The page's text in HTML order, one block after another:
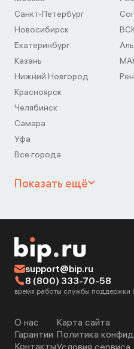
Санкт-Петербург
Новосибирск
Екатеринбург
Казань
Нижний Новгород
Красноярск
Челябинск
Самара
Уфа
Все города
Показать ещё
support@bip.ru
8 (800) 333-70-58
время работы службы поддержки
О нас
Гарантии
Контакты
Карта сайта
Политика
Условия сервиса